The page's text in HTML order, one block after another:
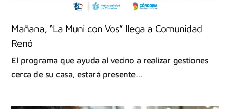
Mañana, “La Muni con Vos” llega a Comunidad
Renó
El programa que ayuda al vecino a realizar gestiones
cerca de su casa, estará presente…